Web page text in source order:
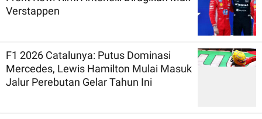
Verstappen
F1 2026 Catalunya: Putus Dominasi
Mercedes, Lewis Hamilton Mulai Masuk
Jalur Perebutan Gelar Tahun Ini